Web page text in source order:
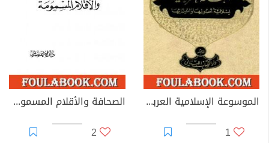
الموسوعة الإسلامية العربية - المجلد التاسع: الثقافة العربية إسلامية أصولها وانتمائها
1
الصحافة والأقلام المسمومة
2